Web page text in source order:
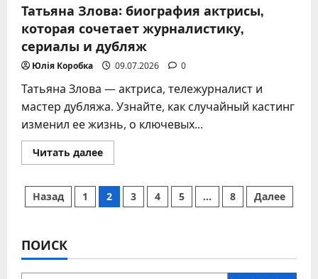
Татьяна Злова: биография актрисы,
которая сочетает журналистику,
сериалы и дубляж
Юлія Коробка 09.07.2026 0
Татьяна Злова — актриса, тележурналист и
мастер дубляжа. Узнайте, как случайный кастинг
изменил ее жизнь, о ключевых...
Читать далееПрочитать
больше
Злова:
биография
актрисы,
и
дубляж
Пагинация
Назад 1 2 3 4 5 … 8 Далее
ПОИСК